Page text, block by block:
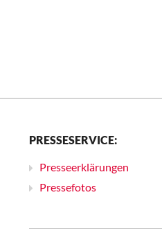
PRESSESERVICE:
Presseerklärungen
Pressefotos